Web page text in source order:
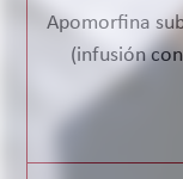
Apomorfina
(infusión